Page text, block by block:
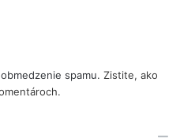
spamu. Zistite, ako